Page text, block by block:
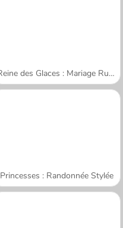
Reine des Glaces : Mariage Ruiné
Princesses : Randonnée Stylée